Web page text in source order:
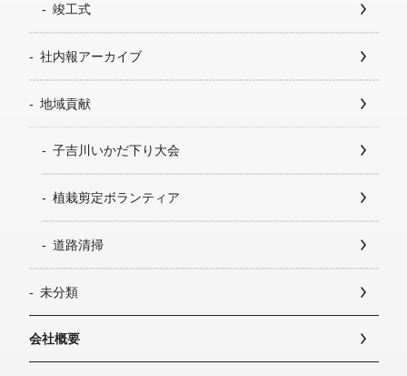
竣工式
社内報アーカイブ
地域貢献
子吉川いかだ下り大会
植栽剪定ボランティア
道路清掃
未分類
会社概要